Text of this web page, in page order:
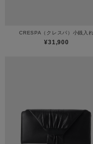
CRESPA（クレスパ）小銭入れ
¥31,900